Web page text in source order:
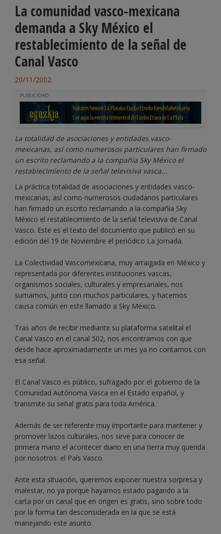
La comunidad vasco-mexicana
demanda a Sky México el
restablecimiento de la señal de
Canal Vasco
20/11/2002
PUBLICIDAD
La totalidad de asociaciones y entidades vasco-
mexicanas, así como numerosos particulares han firmado
un escrito reclamando a la compañía Sky México el
restablecimiento de la señal televisiva vasca...
La práctica totalidad de asociaciones y entidades vasco-
mexicanas, así como numerosos ciudadanos particulares
han firmado un escrito reclamando a la compañía Sky
México el restablecimiento de la señal televisiva de Canal
Vasco. Este es el texto del documento que publicó en su
edición del 19 de Noviembre el periódico La Jornada.
La Colectividad Vascomexicana, muy arraigada en México y
representada por diferentes instituciones vascas,
organismos sociales, culturales y empresariales, nos
sumamos, junto con muchos particulares, y hacemos
causa común en este llamado a Sky México.
Tras años de recibir mediante su plataforma satelital el
Canal Vasco en el canal 502, nos encontramos con que
desde hace aproximadamente un mes ya no contamos con
esa señal.
El Canal Vasco es público, sufragado por el gobierno de la
Comunidad Autónoma Vasca en el Estado español, y
transmite su señal gratis para toda América.
Además de ser referente muy importante para mantener y
promover lazos culturales, nos sirve para conocer de
primera mano el acontecer diario en una tierra muy querida
por nosotros: el País Vasco.
Ante esta situación, queremos exponer nuestra sorpresa y
malestar, no ya porque hayamos estado pagando a la
carta por un canal que en origen es gratis, sino sobre todo
por la forma tan desconsiderada en la que se está
manejando este asunto.